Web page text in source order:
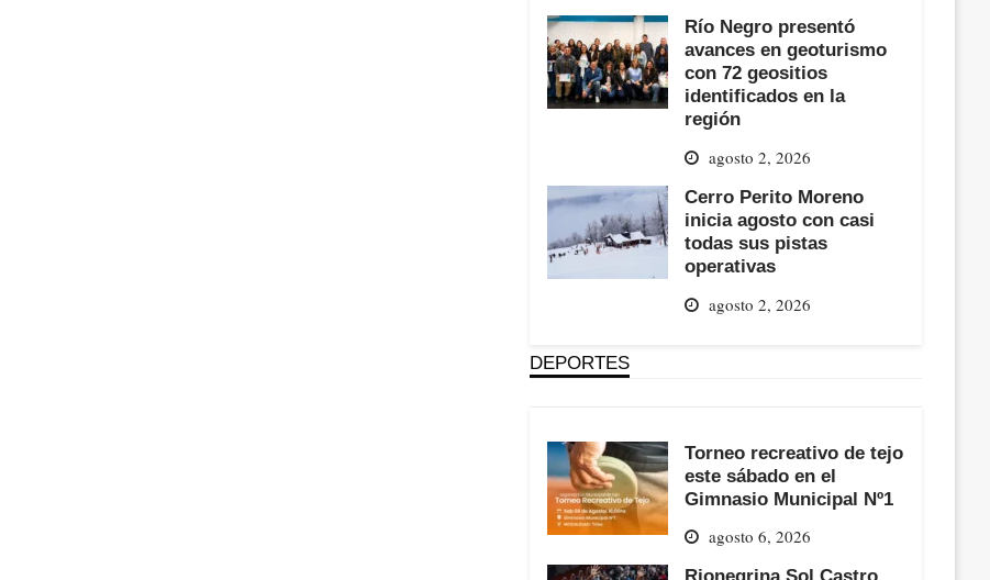
Río Negro presentó
avances en geoturismo
con 72 geositios
identificados en la
región
agosto 2, 2026
Cerro Perito Moreno
inicia agosto con casi
todas sus pistas
operativas
agosto 2, 2026
DEPORTES
Torneo recreativo de tejo
este sábado en el
Gimnasio Municipal Nº1
agosto 6, 2026
Rionegrina Sol Castro